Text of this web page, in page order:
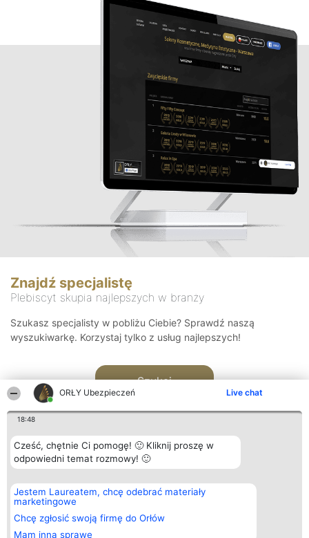
ORŁY Ubezpieczeń Live chat
18:48
Cześć, chętnie Ci pomogę! 🙂 Kliknij proszę w
odpowiedni temat rozmowy! 🙂
Jestem Laureatem, chcę odebrać materiały
marketingowe
Chcę zgłosić swoją firmę do Orłów
Mam inną sprawę
Znajdź specjalistę
Plebiscyt skupia najlepszych w branży
Szukasz specjalisty w pobliżu Ciebie? Sprawdź naszą
wyszukiwarkę. Korzystaj tylko z usług najlepszych!
Szukaj
Organizator plebiscytu
Bright Side Solutions sp. z o.
o. sp. k.
ul. Ruska 22
Wrocław 50-079
KRS 0000749100 | Regon
Plebiscyt
Laureaci
wszystkich
Laureatów
Kontakt
Kontakt